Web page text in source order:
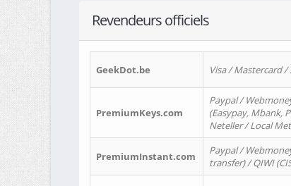
Revendeurs officiels
GeekDot.be Visa / Mastercard /
PremiumKeys.com
Paypal /
(Easypay, Mbank,
Neteller / Local
PremiumInstant.com
Paypal /
transfer) / QIWI